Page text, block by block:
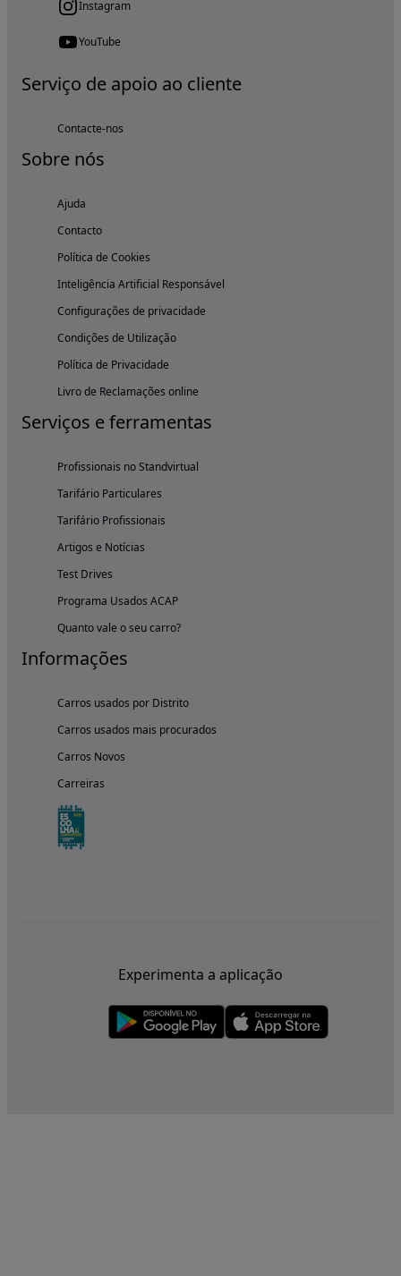
Instagram
YouTube
Serviço de apoio ao cliente
Contacte-nos
Sobre nós
Ajuda
Contacto
Política de Cookies
Inteligência Artificial Responsável
Configurações de privacidade
Condições de Utilização
Política de Privacidade
Livro de Reclamações online
Serviços e ferramentas
Profissionais no Standvirtual
Tarifário Particulares
Tarifário Profissionais
Artigos e Notícias
Test Drives
Programa Usados ACAP
Quanto vale o seu carro?
Informações
Carros usados por Distrito
Carros usados mais procurados
Carros Novos
Carreiras
Experimenta a aplicação